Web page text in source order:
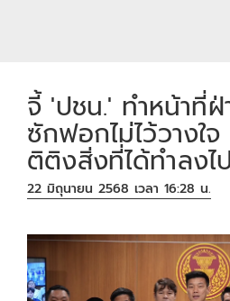
จี้ 'ปชน.' ทำหน้าที่
ซักฟอกไม่ไว้วางใ
ติติงสิ่งที่ได้ทำลงไ
22 มิถุนายน 2568 เวลา 16:28 น.